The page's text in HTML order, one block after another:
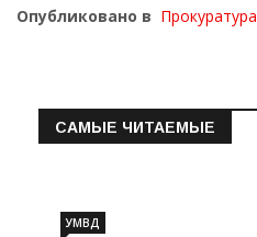
Опубликовано в Прокуратура
САМЫЕ ЧИТАЕМЫЕ
УМВД